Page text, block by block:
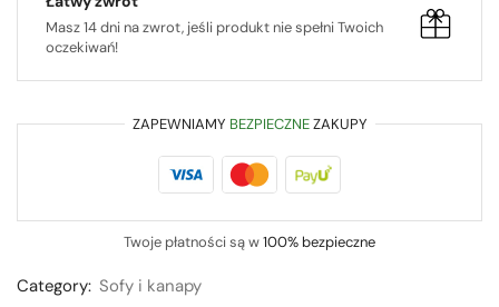
Masz 14 dni na zwrot, jeśli produkt nie spełni Twoich
oczekiwań!
ZAPEWNIAMY BEZPIECZNEZAKUPY
Twoje płatności są w100% bezpieczne
Category: Sofy i kanapy